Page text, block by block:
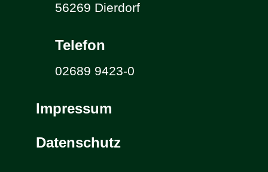
56269 Dierdorf
Telefon
02689 9423-0
Impressum
Datenschutz